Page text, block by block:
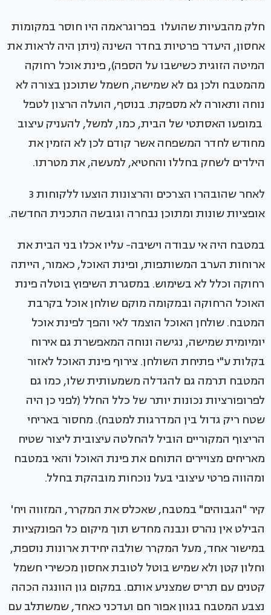
חלק מהבעיות שהועלו בפרוגראמה היו חוסר במקומות
אחסון, היעדר פרטיות בחדר השינה (ניתן היה לראות את
המיטה הזוגית כשישבו על הספה), פינת אוכל רחוקה
מהמטבח ולכן גם לא שמישה, חשמל שתוכנן בצורה לא
נוחה ותאורה לא מספקת. בנוסף, הועלה הרצון לטפל
במופעו האסתטי של הבית, כמו, למשל, להעניק עיצוב
מחודש לחדר המשפחה אשר קודם לכן לא הזמין את
הילדים לשחק בחללו והחטיא, למעשה, את מטרתו.
לאחר שהובהרו הצרכים והרצונות הוצעו ללקוחות 3
אופציות שונות ומתוכן נבחרה וגובשה התכנית החדשה.
במטבח היה אי עבודה וישיבה- עליו אכלו בני הבית את
ארוחות הערב המשותפות, ופינת האוכל, כאמור, הייתה
רחוקה וכלל לא בשימוש. במסגרת השיפוץ בוטלה פינת
האוכל הרחוקה ובמקומה מוקם שולחן אוכל בקרבת
המטבח. שולחן האוכל הוצמד לאי והפך לפינת אוכל
יומיומית שמישה, נגישה ונוחה המאפשרת גם אירוח
בקלות ע"י פתיחת השולחן. צירוף פינת האוכל לאזור
המטבח תרמה גם להגדלה משמעותית שלו, כמו גם
לפרופורציות נכונות יותר של כלל החלל (לפני כן היה
שטח ריק גדול בין המדרגות למטבח). מחסור באריחי
הריצוף המקוריים הוביל להחלטה עיצובית ליצור שטיח
מאריחים מצויירים התוחם את פינת האוכל והאי במטבח
ומהווה פרטי עיצובי בעל נוכחות מובהקת בחלל.
קיר "הגבוהים" במטבח, שאכלס את המקרר, המזווה ויח'
הבילט אין נהרס ונבנה מחדש תוך מיקום כל הפונקציות
במישור אחד, מעל המקרר שולבה יחידת ארונות נוספת,
וחלון קטן ולא שמיש בוטל לטובת אחסון מכשירי חשמל
קטנים עם תריס שמצניע אותם. במקום גון הוונגה הכהה
נצבע המטבח בגוון אפור חם ועדכני כאחד, שמשתלב עם